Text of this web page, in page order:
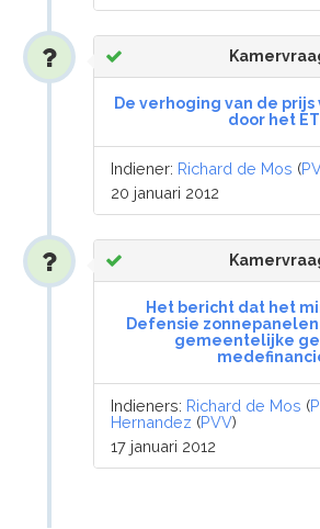
De verhoging van de
door het
Indiener: Richard de Mos (
20 januari 2012
Het bericht dat het
Defensie
gemeentelijke
Indieners: Richard de Mos (
Hernandez (PVV)
17 januari 2012